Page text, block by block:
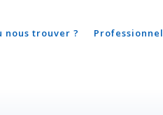
nous trouver ? Professionnel